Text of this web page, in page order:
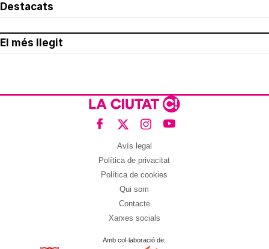
Destacats
El més llegit
Avís legal
Política de privacitat
Política de cookies
Qui som
Contacte
Xarxes socials
Amb col·laboració de: